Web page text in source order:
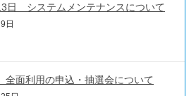
日 システムメンテナンスについて
日
面利用の申込・抽選会について